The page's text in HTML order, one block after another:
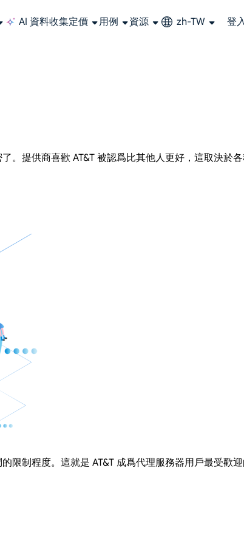
AI 資料收集定價 用例 資源 zh-TW 登
。提供商喜歡 AT&T 被認爲比其他人更好，這取決於
限制程度。這就是 AT&T 成爲代理服務器用戶最受歡迎